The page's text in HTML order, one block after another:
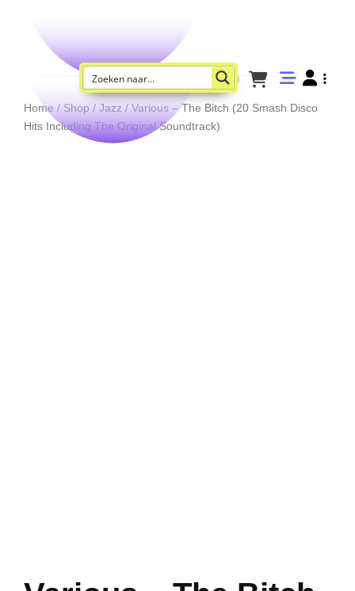
Home / Shop / Jazz / Various – The Bitch (20 Smash Disco
Hits Including The Original Soundtrack)